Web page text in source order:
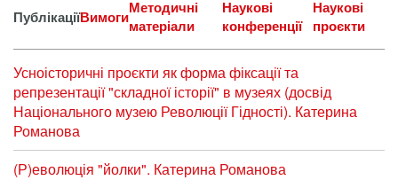
ПублікаціїВимогиМетодичні
матеріали
Наукові
конференції
Наукові
проєкти
Усноісторичні проєкти як форма фіксації та
репрезентації "складної історії" в музеях (досвід
Національного музею Революції Гідності). Катерина
Романова
(Р)еволюція "йолки". Катерина Романова